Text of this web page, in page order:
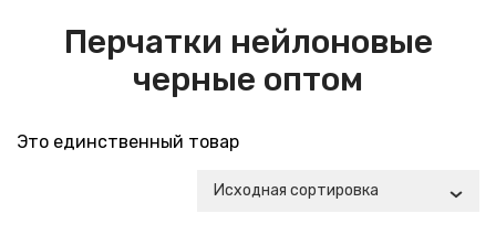
Перчатки нейлоновые
черные оптом
Это единственный товар
Исходная сортировка